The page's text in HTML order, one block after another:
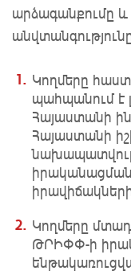
արձագանքումը
Կողմերը
պահպանում է
Հայաստանի
Հայաստանի
Կողմերը
ԹՐԻՓՓ-ի